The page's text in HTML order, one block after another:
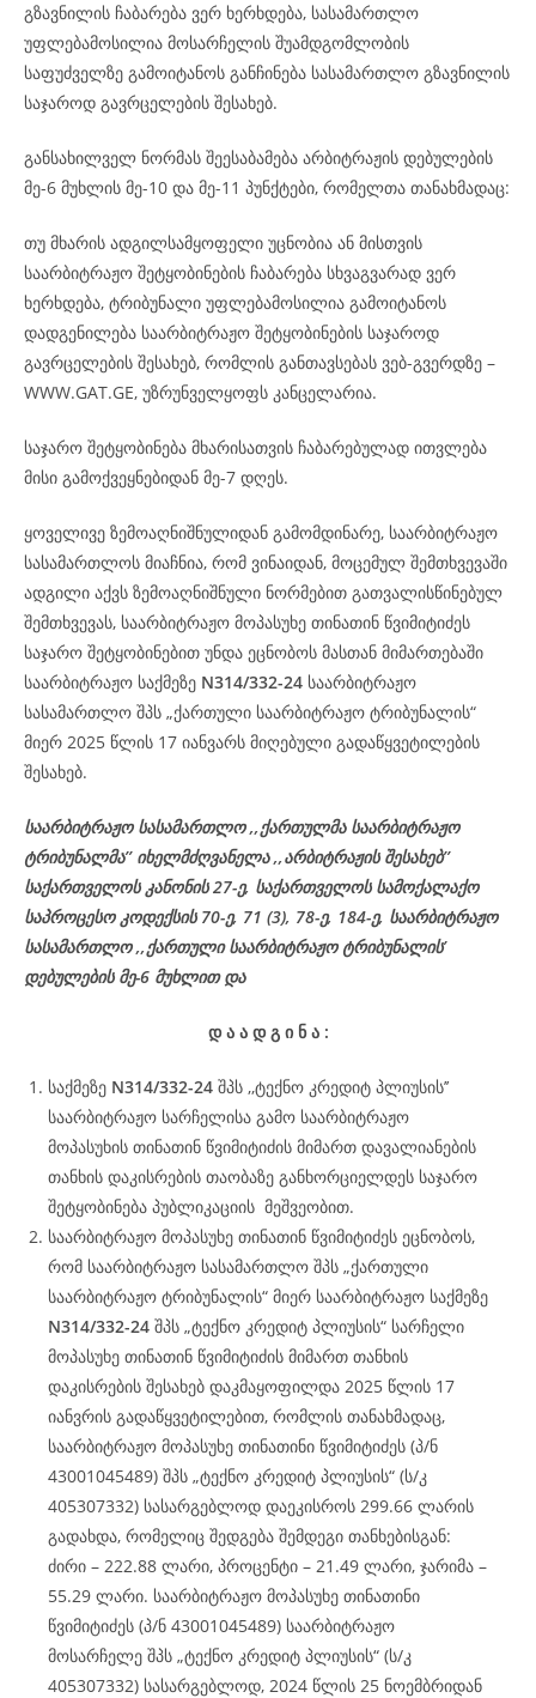
გზავნილის ჩაბარება ვერ ხერხდება, სასამართლო
უფლებამოსილია მოსარჩელის შუამდგომლობის
საფუძველზე გამოიტანოს განჩინება სასამართლო გზავნილის
საჯაროდ გავრცელების შესახებ.
განსახილველ ნორმას შეესაბამება არბიტრაჟის დებულების
მე-6 მუხლის მე-10 და მე-11 პუნქტები, რომელთა თანახმადაც:
თუ მხარის ადგილსამყოფელი უცნობია ან მისთვის
საარბიტრაჟო შეტყობინების ჩაბარება სხვაგვარად ვერ
ხერხდება, ტრიბუნალი უფლებამოსილია გამოიტანოს
დადგენილება საარბიტრაჟო შეტყობინების საჯაროდ
გავრცელების შესახებ, რომლის განთავსებას ვებ-გვერდზე –
WWW.GAT.GE, უზრუნველყოფს კანცელარია.
საჯარო შეტყობინება მხარისათვის ჩაბარებულად ითვლება
მისი გამოქვეყნებიდან მე-7 დღეს.
ყოველივე ზემოაღნიშნულიდან გამომდინარე, საარბიტრაჟო
სასამართლოს მიაჩნია, რომ ვინაიდან, მოცემულ შემთხვევაში
ადგილი აქვს ზემოაღნიშნული ნორმებით გათვალისწინებულ
შემთხვევას, საარბიტრაჟო მოპასუხე თინათინ წვიმიტიძეს
საჯარო შეტყობინებით უნდა ეცნობოს მასთან მიმართებაში
საარბიტრაჟო საქმეზე N314/332-24 საარბიტრაჟო
სასამართლო შპს „ქართული საარბიტრაჟო ტრიბუნალის“
მიერ 2025 წლის 17 იანვარს მიღებული გადაწყვეტილების
შესახებ.
საარბიტრაჟო სასამართლო ,,ქართულმა საარბიტრაჟო
ტრიბუნალმა’’ იხელმძღვანელა ,,არბიტრაჟის შესახებ’’
საქართველოს კანონის 27-ე, საქართველოს სამოქალაქო
საპროცესო კოდექსის 70-ე, 71 (3), 78-ე, 184-ე, საარბიტრაჟო
სასამართლო ,,ქართული საარბიტრაჟო ტრიბუნალის’
დებულების მე-6 მუხლით და
დ ა ა დ გ ი ნ ა :
საქმეზე N314/332-24 შპს ,,ტექნო კრედიტ პლიუსის’’
საარბიტრაჟო სარჩელისა გამო საარბიტრაჟო
მოპასუხის თინათინ წვიმიტიძის მიმართ დავალიანების
თანხის დაკისრების თაობაზე განხორციელდეს საჯარო
შეტყობინება პუბლიკაციის მეშვეობით.
საარბიტრაჟო მოპასუხე თინათინ წვიმიტიძეს ეცნობოს,
რომ საარბიტრაჟო სასამართლო შპს „ქართული
საარბიტრაჟო ტრიბუნალის“ მიერ საარბიტრაჟო საქმეზე
N314/332-24 შპს „ტექნო კრედიტ პლიუსის“ სარჩელი
მოპასუხე თინათინ წვიმიტიძის მიმართ თანხის
დაკისრების შესახებ დაკმაყოფილდა 2025 წლის 17
იანვრის გადაწყვეტილებით, რომლის თანახმადაც,
საარბიტრაჟო მოპასუხე თინათინი წვიმიტიძეს (პ/ნ
43001045489) შპს „ტექნო კრედიტ პლიუსის“ (ს/კ
405307332) სასარგებლოდ დაეკისროს 299.66 ლარის
გადახდა, რომელიც შედგება შემდეგი თანხებისგან:
ძირი – 222.88 ლარი, პროცენტი – 21.49 ლარი, ჯარიმა –
55.29 ლარი. საარბიტრაჟო მოპასუხე თინათინი
წვიმიტიძეს (პ/ნ 43001045489) საარბიტრაჟო
მოსარჩელე შპს „ტექნო კრედიტ პლიუსის“ (ს/კ
405307332) სასარგებლოდ, 2024 წლის 25 ნოემბრიდან